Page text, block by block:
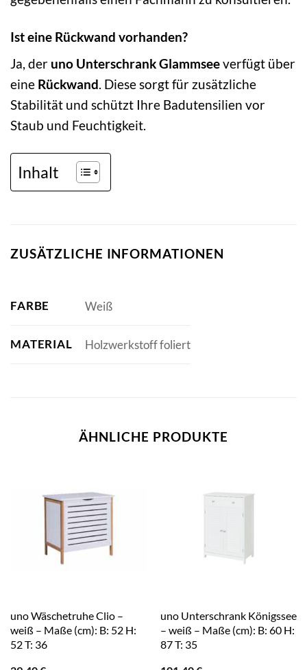
Ist eine Rückwand vorhanden?
Ja, der uno Unterschrank Glammseeverfügt über
eine Rückwand. Diese sorgt für zusätzliche
Stabilität und schützt Ihre Badutensilien vor
Staub und Feuchtigkeit.
Inhalt
ZUSÄTZLICHE INFORMATIONEN
FARBE Weiß
MATERIAL Holzwerkstoff foliert
ÄHNLICHE PRODUKTE
uno Wäschetruhe Clio –
weiß – Maße (cm): B: 52 H:
52 T: 36
uno Unterschrank Königssee
– weiß – Maße (cm): B: 60 H:
87 T: 35